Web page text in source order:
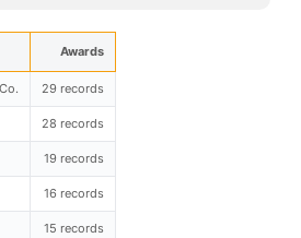
Awards
29 records
28 records
19 records
16 records
15 records